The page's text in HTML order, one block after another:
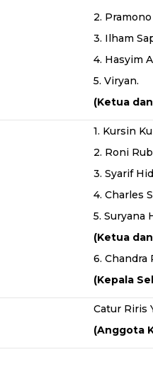
2.
3. Ilham
4. Hasyim
5. Viryan.
(Ketua
1. Kursin
2. Roni
3. Syarif
4. Charles
5. Suryana
(Ketua
6. Chandra
(Kepala
Catur Riris
(Anggota